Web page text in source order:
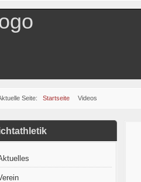
Seite:Startseite Videos